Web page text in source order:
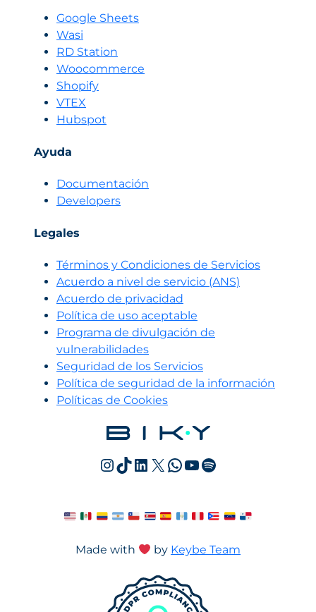
Google Sheets
Wasi
RD Station
Woocommerce
Shopify
VTEX
Hubspot
Ayuda
Documentación
Developers
Legales
Términos y Condiciones de Servicios
Acuerdo a nivel de servicio (ANS)
Acuerdo de privacidad
Política de uso aceptable
Programa de divulgación de
vulnerabilidades
Seguridad de los Servicios
Política de seguridad de la información
Políticas de Cookies
Instagram
TikTok
LinkedIn
X WhatsApp
YouTube
Spotify
Made with by Keybe Team